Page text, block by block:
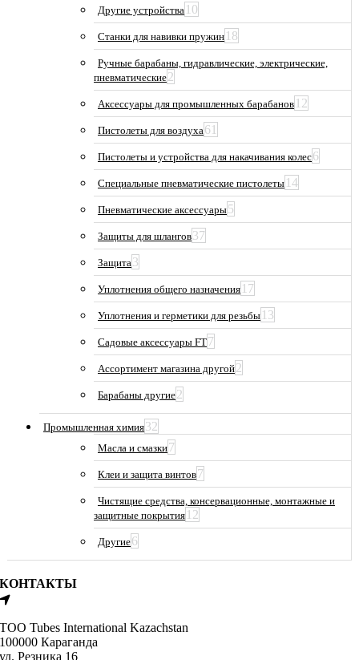
Другие устройства 10
Станки для навивки пружин 18
Ручные барабаны, гидравлические, электрические,
пневматические2
Аксессуары для промышленных барабанов 12
Пистолеты для воздуха61
Пистолеты и устройства для накачивания колес6
Специальные пневматические пистолеты 14
Пневматические аксессуары5
Защиты для шлангов37
Защита3
Уплотнения общего назначения 17
Уплотнения и герметики для резьбы 13
Садовые аксессуары FT7
Ассортимент магазина другой2
Барабаны другие2
Промышленная химия32
Масла и смазки7
Клеи и защита винтов7
Чистящие средства, консервационные, монтажные и
защитные покрытия 12
Другие6
КОНТАКТЫ
ТОО Tubes International Kazachstan
100000 Караганда
ул. Резника 16